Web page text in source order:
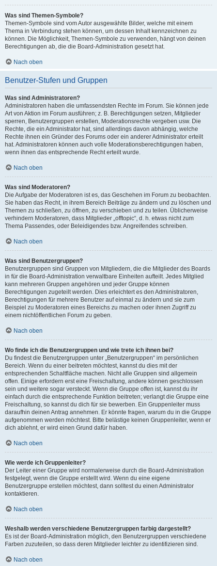
Was sind Themen-Symbole?
Themen-Symbole sind vom Autor ausgewählte Bilder, welche mit einem
Thema in Verbindung stehen können, um dessen Inhalt kennzeichnen zu
können. Die Möglichkeit, Themen-Symbole zu verwenden, hängt von deinen
Berechtigungen ab, die die Board-Administration gesetzt hat.
Nach oben
Benutzer-Stufen und Gruppen
Was sind Administratoren?
Administratoren haben die umfassendsten Rechte im Forum. Sie können jede
Art von Aktion im Forum ausführen; z. B. Berechtigungen setzen, Mitglieder
sperren, Benutzergruppen erstellen, Moderationsrechte vergeben usw. Die
Rechte, die ein Administrator hat, sind allerdings davon abhängig, welche
Rechte ihnen ein Gründer des Forums oder ein anderer Administrator erteilt
hat. Administratoren können auch volle Moderationsberechtigungen haben,
wenn ihnen das entsprechende Recht erteilt wurde.
Nach oben
Was sind Moderatoren?
Die Aufgabe der Moderatoren ist es, das Geschehen im Forum zu beobachten.
Sie haben das Recht, in ihrem Bereich Beiträge zu ändern und zu löschen und
Themen zu schließen, zu öffnen, zu verschieben und zu teilen. Üblicherweise
verhindern Moderatoren, dass Mitglieder „offtopic“, d. h. etwas nicht zum
Thema Passendes, oder Beleidigendes bzw. Angreifendes schreiben.
Nach oben
Was sind Benutzergruppen?
Benutzergruppen sind Gruppen von Mitgliedern, die die Mitglieder des Boards
in für die Board-Administration verwaltbare Einheiten aufteilt. Jedes Mitglied
kann mehreren Gruppen angehören und jeder Gruppe können
Berechtigungen zugeteilt werden. Dies erleichtert es den Administratoren,
Berechtigungen für mehrere Benutzer auf einmal zu ändern und sie zum
Beispiel zu Moderatoren eines Bereichs zu machen oder ihnen Zugriff zu
einem nichtöffentlichen Forum zu geben.
Nach oben
Wo finde ich die Benutzergruppen und wie trete ich ihnen bei?
Du findest die Benutzergruppen unter „Benutzergruppen“ im persönlichen
Bereich. Wenn du einer beitreten möchtest, kannst du dies mit der
entsprechenden Schaltfläche machen. Nicht alle Gruppen sind allgemein
offen. Einige erfordern erst eine Freischaltung, andere können geschlossen
sein und weitere sogar versteckt. Wenn die Gruppe offen ist, kannst du ihr
einfach durch die entsprechende Funktion beitreten; verlangt die Gruppe eine
Freischaltung, so kannst du dich für sie bewerben. Ein Gruppenleiter muss
daraufhin deinen Antrag annehmen. Er könnte fragen, warum du in die Gruppe
aufgenommen werden möchtest. Bitte belästige keinen Gruppenleiter, wenn er
dich ablehnt, er wird einen Grund dafür haben.
Nach oben
Wie werde ich Gruppenleiter?
Der Leiter einer Gruppe wird normalerweise durch die Board-Administration
festgelegt, wenn die Gruppe erstellt wird. Wenn du eine eigene
Benutzergruppe erstellen möchtest, dann solltest du einen Administrator
kontaktieren.
Nach oben
Weshalb werden verschiedene Benutzergruppen farbig dargestellt?
Es ist der Board-Administration möglich, den Benutzergruppen verschiedene
Farben zuzuteilen, so dass deren Mitglieder leichter zu identifizieren sind.
Nach oben